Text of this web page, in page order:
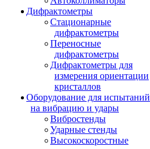
Дифрактометры
Стационарные
дифрактометры
Переносные
дифрактометры
Дифрактометры для
измерения ориентации
кристаллов
Оборудование для испытаний
на вибрацию и удары
Вибростенды
Ударные стенды
Высокоскоростные